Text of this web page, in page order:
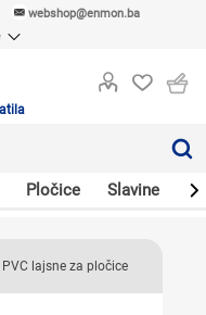
webshop@enmon.ba
Pločice Slavine
PVC lajsne za pločice